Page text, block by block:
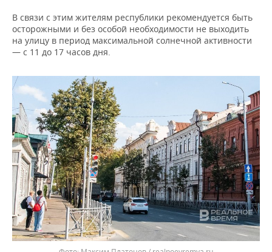
В связи с этим жителям республики рекомендуется быть
осторожными и без особой необходимости не выходить
на улицу в период максимальной солнечной активности
— с 11 до 17 часов дня.